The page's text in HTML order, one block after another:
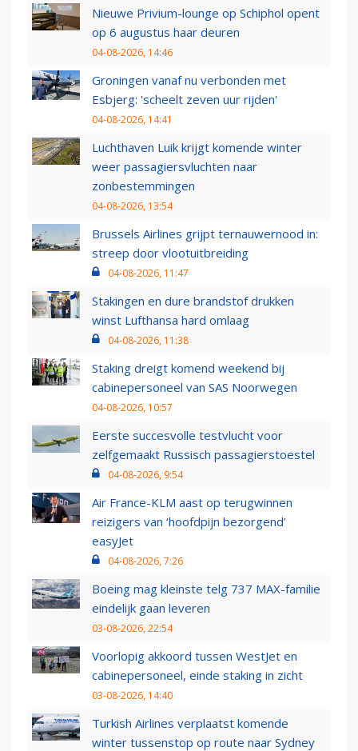
Nieuwe Privium-lounge op Schiphol opent
op 6 augustus haar deuren
04-08-2026, 14:46
Groningen vanaf nu verbonden met
Esbjerg: 'scheelt zeven uur rijden'
04-08-2026, 14:41
Luchthaven Luik krijgt komende winter
weer passagiersvluchten naar
zonbestemmingen
04-08-2026, 13:54
Brussels Airlines grijpt ternauwernood in:
streep door vlootuitbreiding
04-08-2026, 11:47
Stakingen en dure brandstof drukken
winst Lufthansa hard omlaag
04-08-2026, 11:38
Staking dreigt komend weekend bij
cabinepersoneel van SAS Noorwegen
04-08-2026, 10:57
Eerste succesvolle testvlucht voor
zelfgemaakt Russisch passagierstoestel
04-08-2026, 9:54
Air France-KLM aast op terugwinnen
reizigers van ‘hoofdpijn bezorgend’
easyJet
04-08-2026, 7:26
Boeing mag kleinste telg 737 MAX-familie
eindelijk gaan leveren
03-08-2026, 22:54
Voorlopig akkoord tussen WestJet en
cabinepersoneel, einde staking in zicht
03-08-2026, 14:40
Turkish Airlines verplaatst komende
winter tussenstop op route naar Sydney